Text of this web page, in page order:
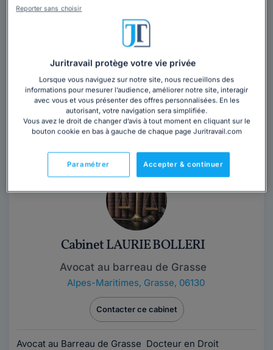
Avocat au barreau de Paris
Paris 16ème, 75016
56 années d'expérience
Contacter ce cabinet
Diplômée de l'Université Panthéon-Assas, je dispose
de plusieurs années d'expérience professionnelle, en
France et à l'étranger. Ainsi... Lire la suite
Cabinet LAURIE BOLLERI
Avocat au barreau de Grasse
Alpes-Maritimes, Grasse, 06130
Contacter ce cabinet
Avocat au Barreau de Grasse Docteur en Droit
Juritravail protège votre vie privée
Lorsque vous naviguez sur notre site, nous recueillons des
informations pour mesurer l’audience, améliorer notre site, interagir
avec vous et vous présenter des offres personnalisées. En les
autorisant, votre navigation sera simplifiée.
Vous avez le droit de changer d’avis à tout moment en cliquant sur le
bouton cookie en bas à gauche de chaque page Juritravail.com
Accepter & continuer
Paramétrer
Reporter sans choisir